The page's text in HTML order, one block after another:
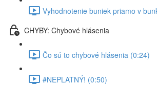
Vyhodnotenie buniek priamo v
CHYBY: Chybové hlásenia
Čo sú to chybové hlásenia (0:24)
#NEPLATNÝ! (0:50)